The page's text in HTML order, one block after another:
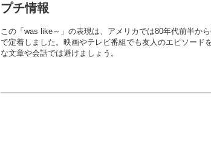
プチ情報
この「was like～」の表現は、アメリカでは80年代前半か
で定着しました。映画やテレビ番組でも友人のエピソード
な文章や会話では避けましょう。